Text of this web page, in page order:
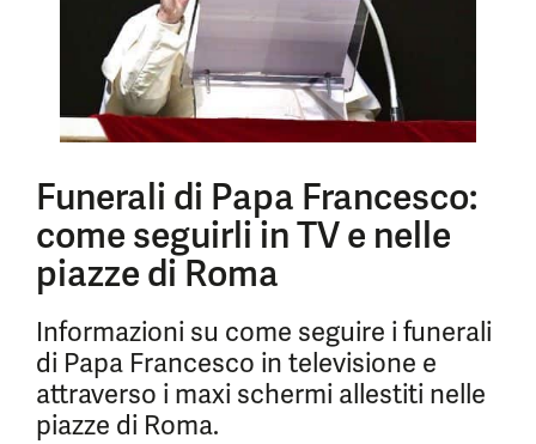
Funerali di Papa Francesco:
come seguirli in TV e nelle
piazze di Roma
Informazioni su come seguire i funerali
di Papa Francesco in televisione e
attraverso i maxi schermi allestiti nelle
piazze di Roma.